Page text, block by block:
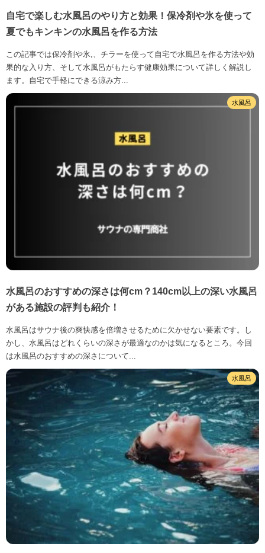
自宅で楽しむ水風呂のやり方と効果！保冷剤や氷を使って
夏でもキンキンの水風呂を作る方法
この記事では保冷剤や氷,、チラーを使って自宅で水風呂を作る方法や効
果的な入り方、そして水風呂がもたらす健康効果について詳しく解説し
ます。自宅で手軽にできる涼み方...
水風呂
水風呂のおすすめの深さは何cm？140cm以上の深い水風呂
がある施設の評判も紹介！
水風呂はサウナ後の爽快感を倍増させるために欠かせない要素です。し
かし、水風呂はどれくらいの深さが最適なのかは気になるところ。今回
は水風呂のおすすめの深さについて...
水風呂